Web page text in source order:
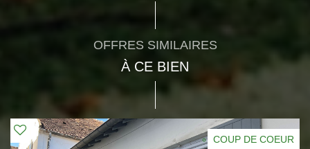
OFFRES SIMILAIRES
À CE BIEN
COUP DE COEUR